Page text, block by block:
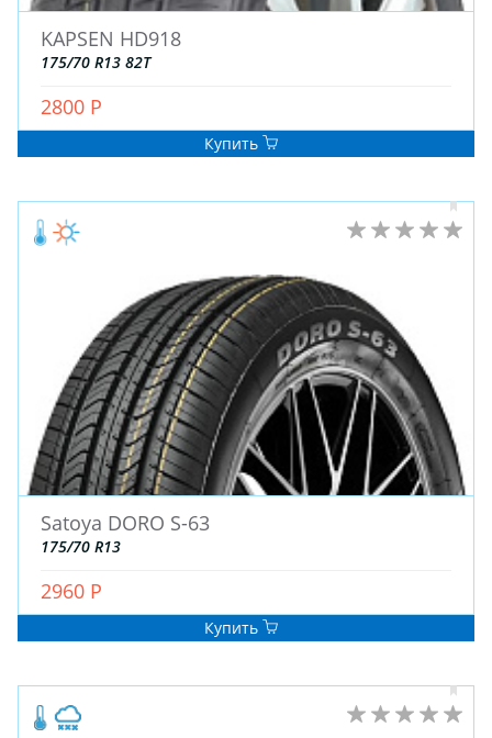
ВСЕСЕЗОННЫЕ
ДЛЯ СПЕЦТЕХНИКИ
ЛИТЫЕ
ШТАМПОВАНЫЕ
ДЛЯ ГРУЗОВЫХ АВТО
ДЛЯ ГРУЗОВЫХ АВТО
ДЛЯ ЛЕГКОВЫХ АВТО
ШИНЫ
KAPSEN HD918
175/70 R13 82T
2800 Р
Купить
Satoya DORO S-63
175/70 R13
2960 Р
Купить